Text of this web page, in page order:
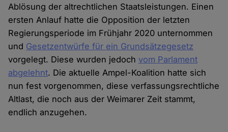
Ablösung der altrechtlichen Staatsleistungen. Einen
ersten Anlauf hatte die Opposition der letzten
Regierungsperiode im Frühjahr 2020 unternommen
und Gesetzentwürfe für ein Grundsätzegesetz
vorgelegt. Diese wurden jedochvom Parlament
abgelehnt. Die aktuelle Ampel-Koalition hatte sich
nun fest vorgenommen, diese verfassungsrechtliche
Altlast, die noch aus der Weimarer Zeit stammt,
endlich anzugehen.